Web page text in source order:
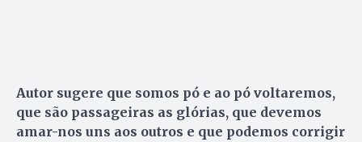
Autor sugere que somos pó e ao pó voltaremos,
que são passageiras as glórias, que devemos
amar-nos uns aos outros e que podemos corrigir